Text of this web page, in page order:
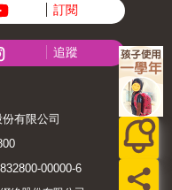
人對我「莫須有」的詆
榷，對這些我鮮少回應，
資訊都是開放的，命理學
，任何資訊知識都可以被
真正投入的人就會曉得，沒
性批評他人，也沒那麼多時
訐，我們的生活中有很多沒
寶貴的光陰，人最終還是
間投入到鞭策自己的研究與
的成功人物都有個共通點，
抱持專心一致的態度，所
向於簡單，我不敢說自己能
訂閱
追蹤
有限公司
00000-6